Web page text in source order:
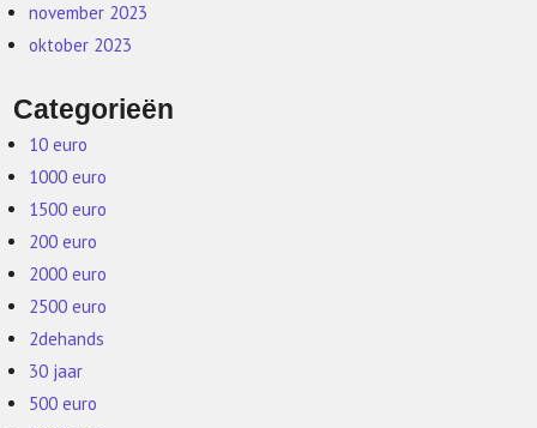
november 2023
oktober 2023
Categorieën
10 euro
1000 euro
1500 euro
200 euro
2000 euro
2500 euro
2dehands
30 jaar
500 euro